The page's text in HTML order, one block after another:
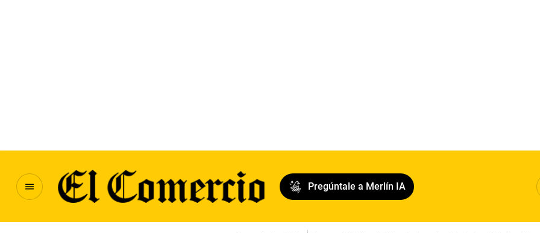
Pregúntale a Merlín IA